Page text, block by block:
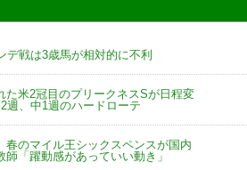
デ戦は3歳馬が相対的に不利
た米2冠目のプリークネスSが日程変
、中1週のハードローテ
春のマイル王シックスペンスが国内
「躍動感があっていい動き」